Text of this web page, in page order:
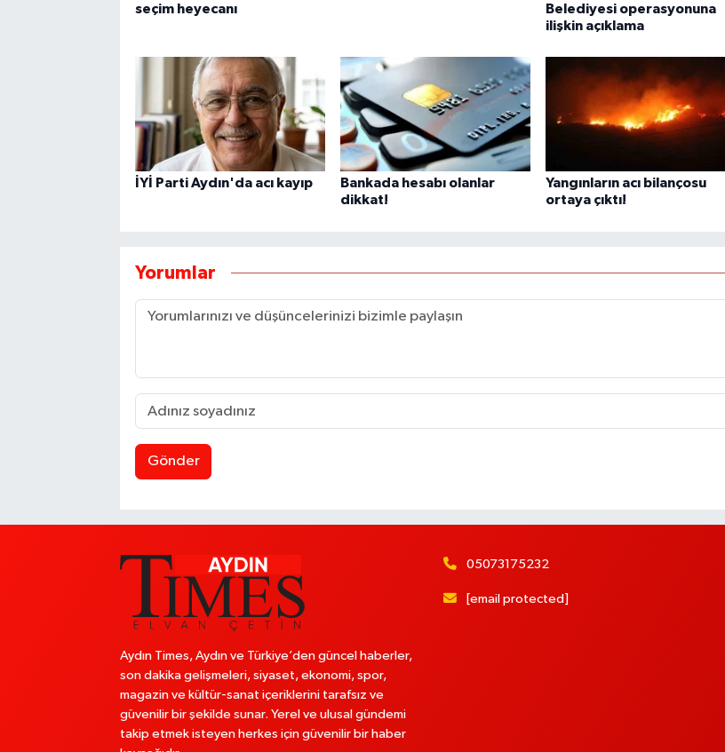
seçim heyecanı
Belediyesi operasyonuna
ilişkin açıklama
İYİ Parti Aydın'da acı kayıp
Bankada hesabı olanlar
dikkat!
Yangınların acı bilançosu
ortaya çıktı!
Yorumlar
Gönder
Aydın Times, Aydın ve Türkiye’den güncel haberler,
son dakika gelişmeleri, siyaset, ekonomi, spor,
magazin ve kültür-sanat içeriklerini tarafsız ve
güvenilir bir şekilde sunar. Yerel ve ulusal gündemi
takip etmek isteyen herkes için güvenilir bir haber
05073175232
[email protected]